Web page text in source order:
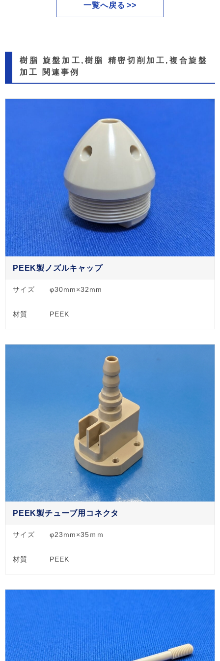
一覧へ戻る
樹脂 旋盤加工,樹脂 精密切削加工,複合旋盤
加工 関連事例
PEEK製ノズルキャップ
サイズ φ30mm×32mm
材質 PEEK
PEEK製チューブ用コネクタ
サイズ φ23mm×35ｍｍ
材質 PEEK